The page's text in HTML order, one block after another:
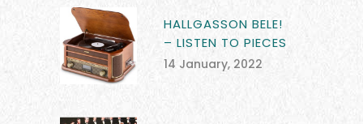
HALLGASSON BELE!
– LISTEN TO PIECES
14 January, 2022